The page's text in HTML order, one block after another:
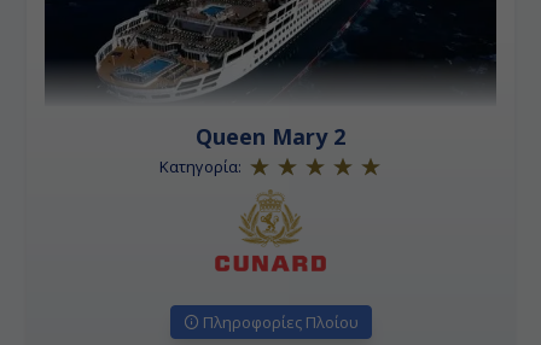
Queen Mary 2
Κατηγορία:
Πληροφορίες Πλοίου